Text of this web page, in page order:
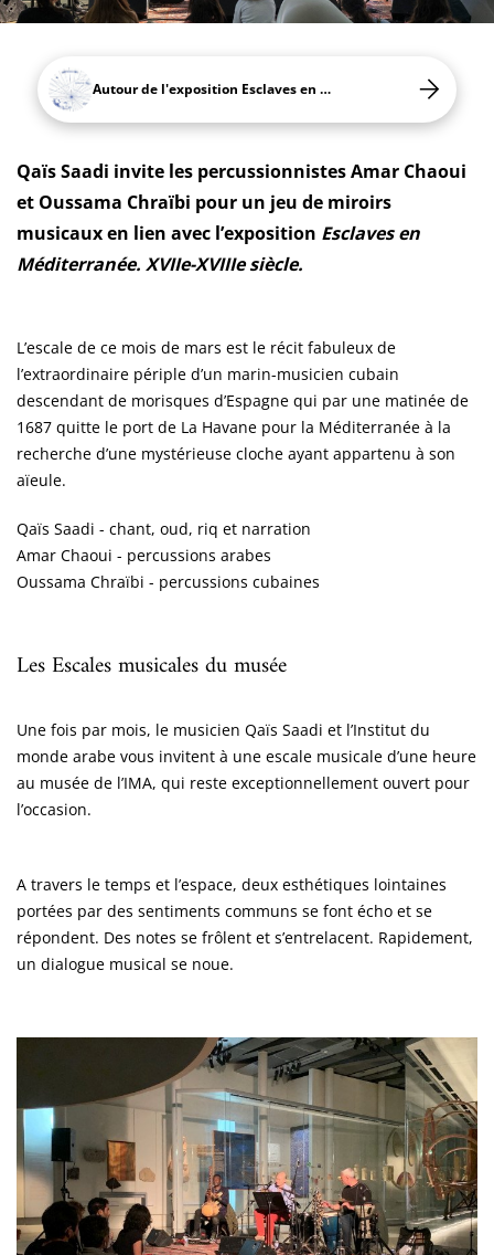
Autour de l'exposition Esclaves en Méditerranée
Qaïs Saadi invite les percussionnistes Amar Chaoui
et Oussama Chraïbi pour un jeu de miroirs
musicaux en lien avec l’exposition Esclaves en
Méditerranée. XVIIe-XVIIIe siècle.
L’escale de ce mois de mars est le récit fabuleux de
l’extraordinaire périple d’un marin-musicien cubain
descendant de morisques d’Espagne qui par une matinée de
1687 quitte le port de La Havane pour la Méditerranée à la
recherche d’une mystérieuse cloche ayant appartenu à son
aïeule.
Qaïs Saadi - chant, oud, riq et narration
Amar Chaoui - percussions arabes
Oussama Chraïbi - percussions cubaines
Les Escales musicales du musée
Une fois par mois, le musicien Qaïs Saadi et l’Institut du
monde arabe vous invitent à une escale musicale d’une heure
au musée de l’IMA, qui reste exceptionnellement ouvert pour
l’occasion.
A travers le temps et l’espace, deux esthétiques lointaines
portées par des sentiments communs se font écho et se
répondent. Des notes se frôlent et s’entrelacent. Rapidement,
un dialogue musical se noue.